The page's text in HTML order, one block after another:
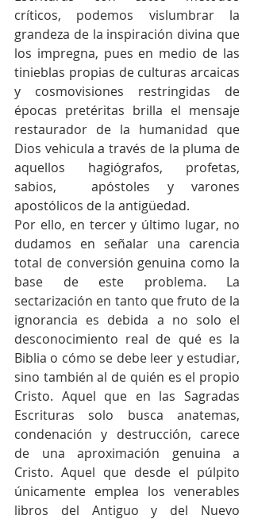
críticos, podemos vislumbrar la
grandeza de la inspiración divina que
los impregna, pues en medio de las
tinieblas propias de culturas arcaicas
y cosmovisiones restringidas de
épocas pretéritas brilla el mensaje
restaurador de la humanidad que
Dios vehicula a través de la pluma de
aquellos hagiógrafos, profetas,
sabios,  apóstoles y varones
apostólicos de la antigüedad.
Por ello, en tercer y último lugar, no
dudamos en señalar una carencia
total de conversión genuina como la
base de este problema. La
sectarización en tanto que fruto de la
ignorancia es debida a no solo el
desconocimiento real de qué es la
Biblia o cómo se debe leer y estudiar,
sino también al de quién es el propio
Cristo. Aquel que en las Sagradas
Escrituras solo busca anatemas,
condenación y destrucción, carece
de una aproximación genuina a
Cristo. Aquel que desde el púlpito
únicamente emplea los venerables
libros del Antiguo y del Nuevo